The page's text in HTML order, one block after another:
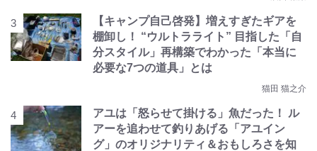
【キャンプ自己啓発】増えすぎたギアを
棚卸し！ “ウルトラライト” 目指した「自
分スタイル」再構築でわかった「本当に
必要な7つの道具」とは
猫田 猫之介
アユは「怒らせて掛ける」魚だった！ ル
アーを追わせて釣りあげる「アユイン
グ」のオリジナリティ＆おもしろさを知